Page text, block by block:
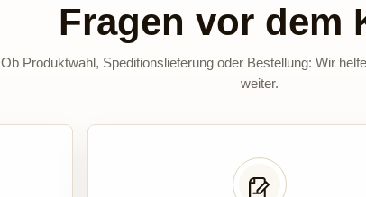
Fragen vor dem
Ob Produktwahl, Speditionslieferung oder Bestellung: Wir
weiter.